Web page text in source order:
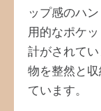
ップ感のハ
用的なポケ
計がされて
物を整然と
ています。